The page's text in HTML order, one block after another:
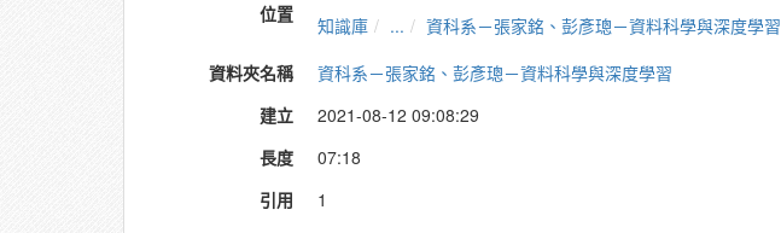
位置 知識庫 ...
資科系－張家銘、彭彥璁－資料科學與深度學習
資料夾名稱
資科系－張家銘、彭彥璁－資料科學與深度學習
建立
2021-08-12 09:08:29
長度
07:18
引用
1